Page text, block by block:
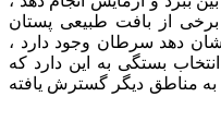
از بافت طبیعی پستان
نشان دهد سرطان وجود دارد ،
بستگی به این دارد که
مناطق دیگر گسترش یافته